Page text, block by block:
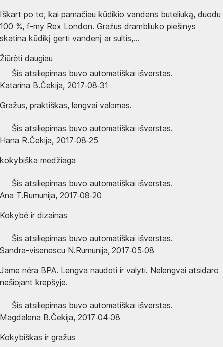
Iškart po to, kai pamačiau kūdikio vandens buteliuką, duodu
100 %, f-my Rex London. Gražus drambliuko piešinys
skatina kūdikį gerti vandenį ar sultis,...
Žiūrėti daugiau
Šis atsiliepimas buvo automatiškai išverstas.
Katarína B.Čekija, 2017‑08‑31
Gražus, praktiškas, lengvai valomas.
Šis atsiliepimas buvo automatiškai išverstas.
Hana R.Čekija, 2017‑08‑25
kokybiška medžiaga
Šis atsiliepimas buvo automatiškai išverstas.
Ana T.Rumunija, 2017‑08‑20
Kokybė ir dizainas
Šis atsiliepimas buvo automatiškai išverstas.
Sandra-visenescu N.Rumunija, 2017‑05‑08
Jame nėra BPA. Lengva naudoti ir valyti. Nelengvai atsidaro
nešiojant krepšyje.
Šis atsiliepimas buvo automatiškai išverstas.
Magdalena B.Čekija, 2017‑04‑08
Kokybiškas ir gražus